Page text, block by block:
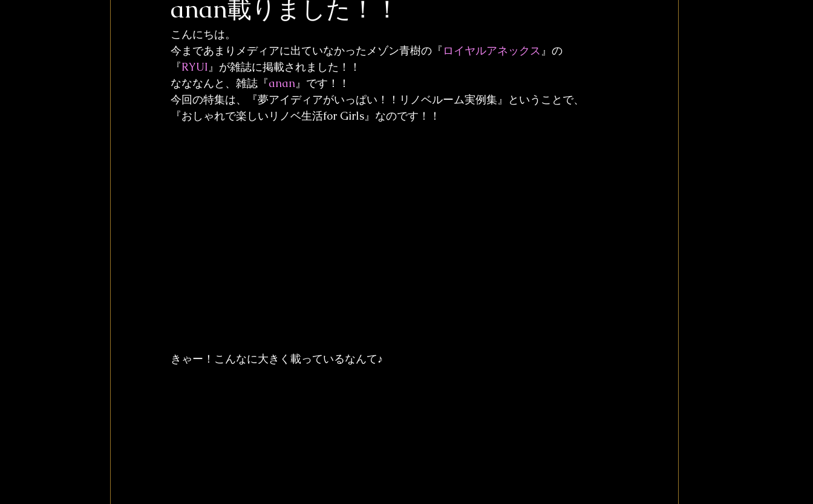
anan載りました！！
こんにちは。
今まであまりメディアに出ていなかったメゾン青樹の『 ロイヤルアネックス』の
『RYUI』が雑誌に掲載されました！！
なななんと、雑誌『anan』です！！
今回の特集は、『夢アイディアがいっぱい！！リノベルーム実例集』ということで、
『おしゃれで楽しいリノベ生活for Girls』なのです！！
きゃー！こんなに大きく載っているなんて♪